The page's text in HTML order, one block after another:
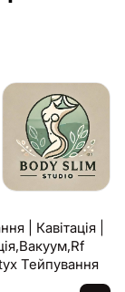
| Кавітація |
Тейпування